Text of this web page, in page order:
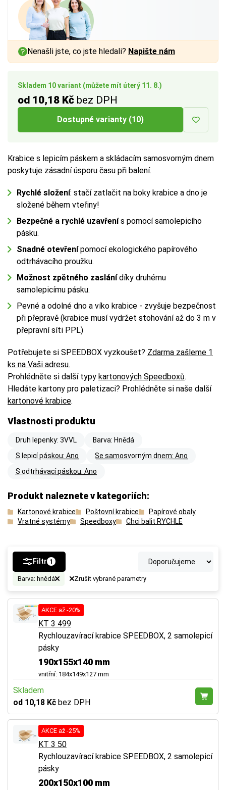
Skladem 10 variant (můžete mít úterý 11. 8.)
od 10,18 Kč bez DPH
Dostupné varianty (10)
Krabice s lepicím páskem a skládacím samosvorným dnem
poskytuje zásadní úsporu času při balení.
Rychlé složení: stačí zatlačit na boky krabice a dno je
složené během vteřiny!
Bezpečné a rychlé uzavřenís pomocí samolepicího
pásku.
Snadné otevřenípomocí ekologického papírového
odtrhávacího proužku.
Možnost zpětného zaslánídíky druhému
samolepicímu pásku.
Pevné a odolné dno a víko krabice - zvyšuje bezpečnost
při přepravě (krabice musí vydržet stohování až do 3 m v
přepravní síti PPL)
Potřebujete si SPEEDBOX vyzkoušet? Zdarma zašleme 1
ks na Vaši adresu.
Prohlédněte si další typy kartonových Speedboxů.
Hledáte kartony pro paletizaci? Prohlédněte si naše další
kartonové krabice.
Vlastnosti produktu
Druh lepenky: 3VVL
Barva: Hnědá
S lepicí páskou: Ano
Se samosvorným dnem: Ano
S odtrhávací páskou: Ano
Produkt naleznete v kategoriích:
Kartonové krabice Poštovní krabice
Papírové obaly
Vratné systémy
Speedboxy Chci balit RYCHLE
Nenašli jste, co jste hledali? Napište nám
Filtr 1
Barva: hnědá Zrušit vybrané parametry
AKCE až -20%
KT 3 499
Rychlouzavírací krabice SPEEDBOX, 2 samolepicí
pásky
190x155x140 mm
vnitřní: 184x149x127 mm
Skladem
od 10,18 Kč bez DPH
AKCE až -25%
KT 3 50
Rychlouzavírací krabice SPEEDBOX, 2 samolepicí
pásky
200x150x100 mm
a vnitřním rozměrem až
Více tipů pro výběr správné krabice:
BUTTON:Jak vybrat krabici
a vnitřním rozměrem až
Více tipů pro výběr správné krabice:
BUTTON:Jak vybrat krabici
a vnitřním rozměrem až
Více tipů pro výběr správné krabice:
BUTTON:Jak vybrat krabici